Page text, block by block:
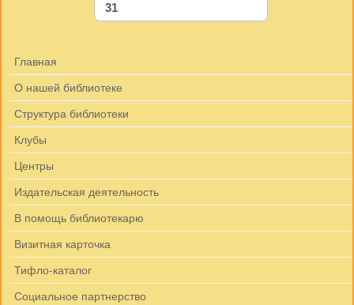
31
Главная
О нашей библиотеке
Структура библиотеки
Клубы
Центры
Издательская деятельность
В помощь библиотекарю
Визитная карточка
Тифло-каталог
Социальное партнерство